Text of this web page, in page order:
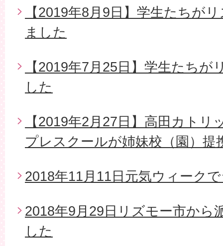
【2019年8月9日】学生たちが
ました
【2019年7月25日】学生たち
した
【2019年2月27日】高田カト
プレスクールが姉妹校（園）提
2018年11月11日元気ウィーク
2018年9月29日リズモー市から
した